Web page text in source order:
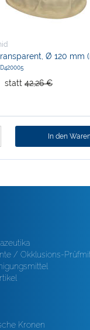
Ø 120 mm
statt 42,26 €
In den
/ Okklusions-
Kronen